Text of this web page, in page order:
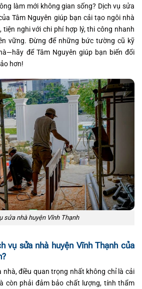
làm mới không gian sống? Dịch vụ sửa
Tâm Nguyên giúp bạn cải tạo ngôi nhà
nghi với chi phí hợp lý, thi công nhanh
vững. Đừng để những bức tường cũ kỹ
để Tâm Nguyên giúp bạn biến đổi
hơn!
sửa nhà huyện Vĩnh Thạnh
vụ sửa nhà huyện Vĩnh Thạnh của
nhà, điều quan trọng nhất không chỉ là cải
còn phải đảm bảo chất lượng, tính thẩm